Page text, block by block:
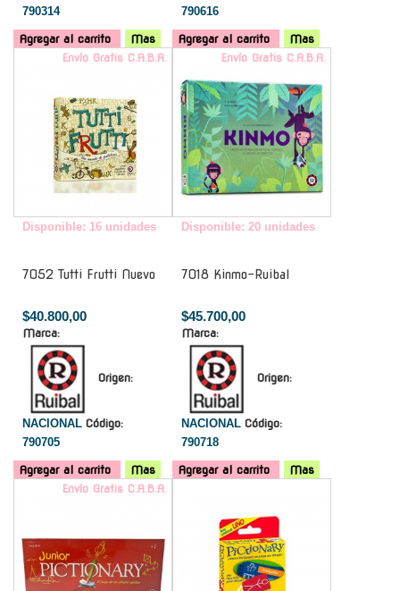
790314
Agregar al carrito Mas
790616
Agregar al carrito
Mas
Envío Gratis C.A.B.A.
Disponible: 16 unidades
7052 Tutti Frutti Nuevo
$40.800,00
Marca:
Origen:
NACIONAL Código:
790705
Agregar al carrito Mas
Envío Gratis C.A.B.A.
Disponible: 20 unidades
7018 Kinmo-Ruibal
$45.700,00
Marca:
Origen:
NACIONAL Código:
790718
Agregar al carrito
Mas
Envío Gratis C.A.B.A.